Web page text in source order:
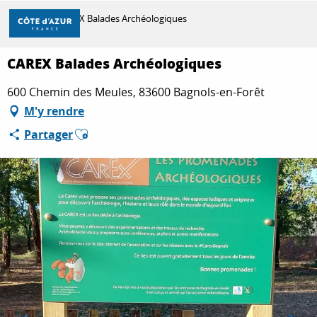
Aller
contenu
principal
DÉCOUVRIR
À FAIRE
SÉJOURNER
Accueil CAREX Balades Archéologiques
CAREX Balades Archéologiques
600 Chemin des Meules, 83600 Bagnols-en-Forêt
M'y rendre
PartagerAjouter aux favoris